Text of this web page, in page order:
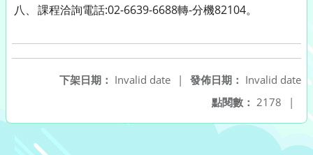
八、 課程洽詢電話:02-6639-6688轉-分機82104。
發佈日期： Invalid date
下架日期： Invalid date
|
點閱數： 2178 |